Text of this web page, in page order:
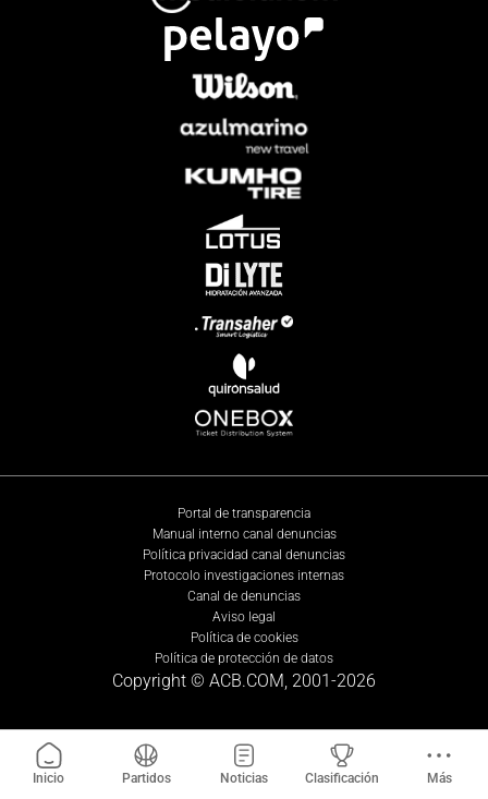
Portal de transparencia
Manual interno canal denuncias
Política privacidad canal denuncias
Protocolo investigaciones internas
Canal de denuncias
Aviso legal
Política de cookies
Política de protección de datos
Copyright © ACB.COM, 2001-2026
Inicio Partidos Noticias Clasificación Más